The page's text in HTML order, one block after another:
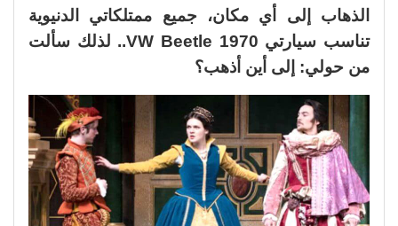
الذهاب إلى أي مكان، جميع ممتلكاتي الدنيوية
تناسب سيارتي VW Beetle 1970.. لذلك سألت
من حولي: إلى أين أذهب؟